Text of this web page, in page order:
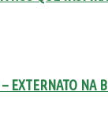
EXTERNATO NA